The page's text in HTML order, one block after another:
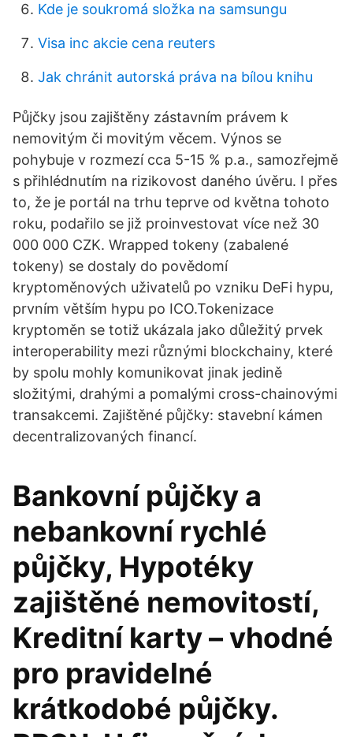
Kde je soukromá složka na samsungu
Visa inc akcie cena reuters
Jak chránit autorská práva na bílou knihu
Půjčky jsou zajištěny zástavním právem k
nemovitým či movitým věcem. Výnos se
pohybuje v rozmezí cca 5-15 % p.a., samozřejmě
s přihlédnutím na rizikovost daného úvěru. I přes
to, že je portál na trhu teprve od května tohoto
roku, podařilo se již proinvestovat více než 30
000 000 CZK. Wrapped tokeny (zabalené
tokeny) se dostaly do povědomí
kryptoměnových uživatelů po vzniku DeFi hypu,
prvním větším hypu po ICO.Tokenizace
kryptoměn se totiž ukázala jako důležitý prvek
interoperability mezi různými blockchainy, které
by spolu mohly komunikovat jinak jedině
složitými, drahými a pomalými cross-chainovými
transakcemi. Zajištěné půjčky: stavební kámen
decentralizovaných financí.
Bankovní půjčky a
nebankovní rychlé
půjčky, Hypotéky
zajištěné nemovitostí,
Kreditní karty – vhodné
pro pravidelné
krátkodobé půjčky.